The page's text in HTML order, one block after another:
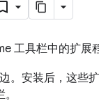
工具栏中的扩展
。安装后，这些